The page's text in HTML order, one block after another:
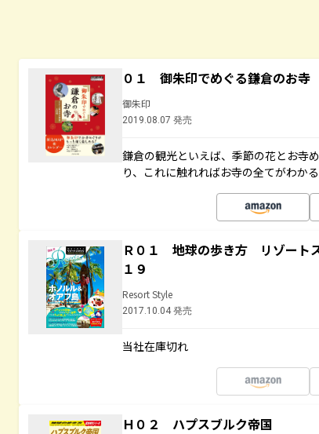
０１ 御朱印でめぐる鎌倉のお
御朱印
2019.08.07 発売
鎌倉の観光といえば、季節の花とお寺
り、これに触れればお寺の全てがわか
Ｒ０１ 地球の歩き方 リゾート
１９
Resort Style
2017.10.04 発売
当社在庫切れ
Ｈ０２ ハプスブルク帝国